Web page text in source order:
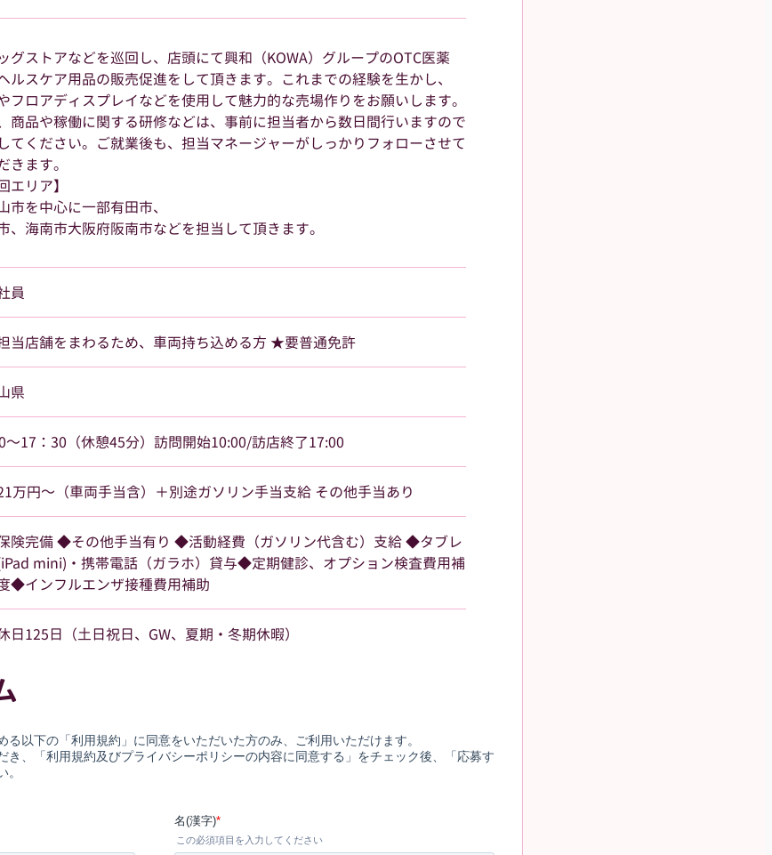
グストアなどを巡回し、店頭にて興和（KOWA）グループのOTC医薬
ルスケア用品の販売促進をして頂きます。これまでの経験を生かし、
フロアディスプレイなどを使用して魅力的な売場作りをお願いします。
商品や稼働に関する研修などは、事前に担当者から数日間行いますので
てください。ご就業後も、担当マネージャーがしっかりフォローさせて
きます。
エリア】
市を中心に一部有田市、
、海南市大阪府阪南市などを担当して頂きます。
員
当店舗をまわるため、車両持ち込める方 ★要普通免許
県
～17：30（休憩45分）訪問開始10:00/訪店終了17:00
万円～（車両手当含）＋別途ガソリン手当支給 その他手当あり
険完備 ◆その他手当有り ◆活動経費（ガソリン代含む）支給 ◆タブレ
mini)・携帯電話（ガラホ）貸与◆定期健診、オプション検査費用補
◆インフルエンザ接種費用補助
日125日（土日祝日、GW、夏期・冬期休暇）